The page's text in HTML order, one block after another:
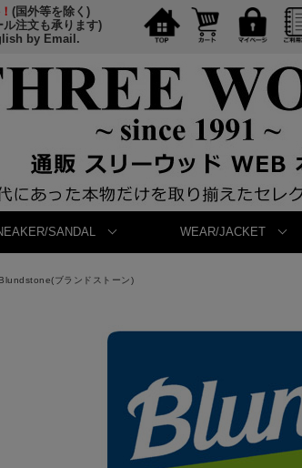
(国外等を除く)
ル注文も承ります)
by Email.
SANDAL WEAR/JACKET
Blundstone(ブランドストーン)